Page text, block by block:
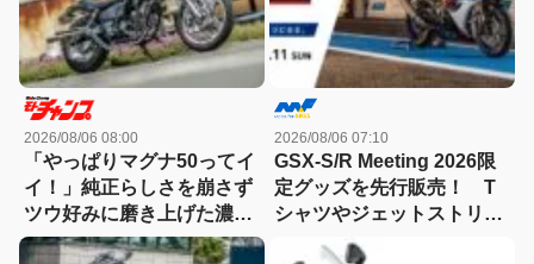
2026/08/06 08:00
「やっぱりマグナ50ってイ
イ！」純正らしさを崩さず
ツウ好みに磨き上げた濃密
カスタム
2026/08/06 07:10
GSX-S/R Meeting 2026限
定グッズを先行販売！ T
シャツやジェットストリー
ムなど4アイテムが登場